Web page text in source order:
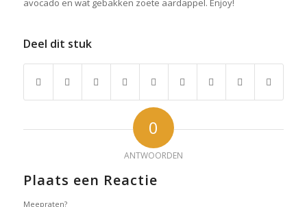
avocado en wat gebakken zoete aardappel. Enjoy!
Deel dit stuk
0
ANTWOORDEN
Plaats een Reactie
Meepraten?